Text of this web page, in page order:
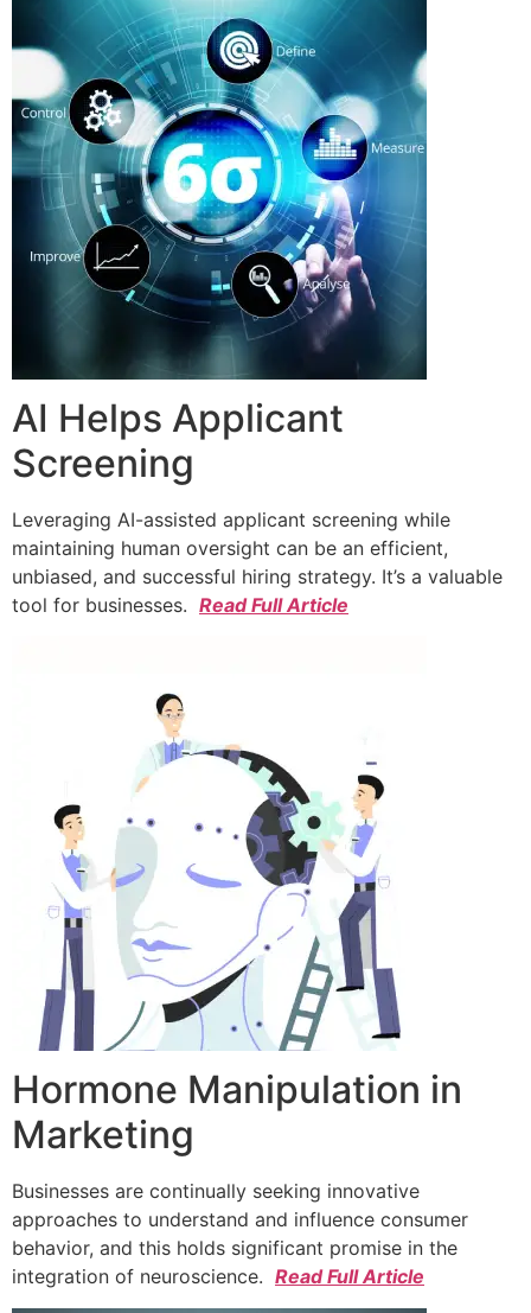
AI Helps Applicant
Screening
Leveraging AI-assisted applicant screening while
maintaining human oversight can be an efficient,
unbiased, and successful hiring strategy. It’s a valuable
tool for businesses. Read Full Article
Hormone Manipulation in
Marketing
Businesses are continually seeking innovative
approaches to understand and influence consumer
behavior, and this holds significant promise in the
integration of neuroscience. Read Full Article